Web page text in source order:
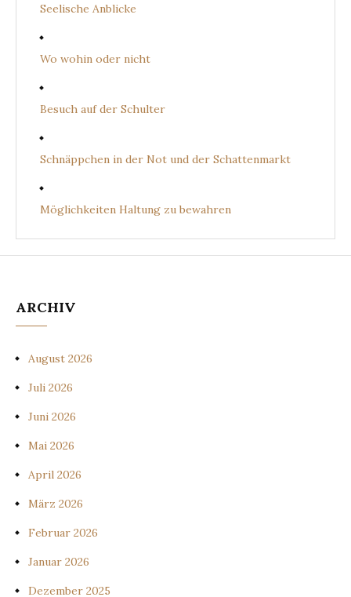
Seelische Anblicke
Wo wohin oder nicht
Besuch auf der Schulter
Schnäppchen in der Not und der Schattenmarkt
Möglichkeiten Haltung zu bewahren
ARCHIV
August 2026
Juli 2026
Juni 2026
Mai 2026
April 2026
März 2026
Februar 2026
Januar 2026
Dezember 2025